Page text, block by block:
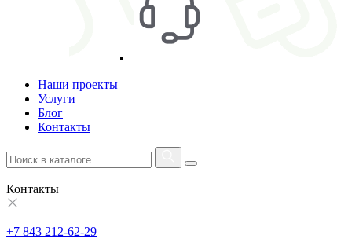
Наши проекты
Услуги
Блог
Контакты
Контакты
+7 843 212-62-29